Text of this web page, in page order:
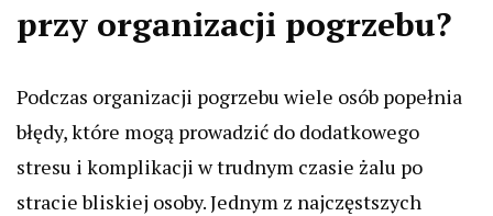
przy organizacji pogrzebu?
Podczas organizacji pogrzebu wiele osób popełnia
błędy, które mogą prowadzić do dodatkowego
stresu i komplikacji w trudnym czasie żalu po
stracie bliskiej osoby. Jednym z najczęstszych